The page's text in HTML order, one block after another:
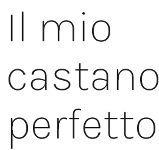
Il mio
castano
perfetto